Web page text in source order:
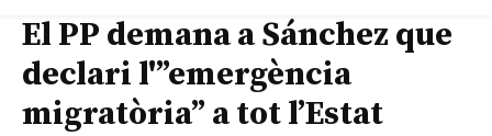
El PP demana a Sánchez que
declari l'”emergència
migratòria” a tot l’Estat